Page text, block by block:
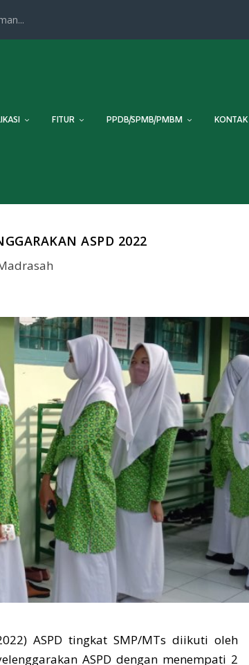
FITUR PPDB/SPMB/PMBM KONTAK
ASPD 2022
ASPD tingkat SMP/MTs diikuti oleh
ASPD dengan menempati 2